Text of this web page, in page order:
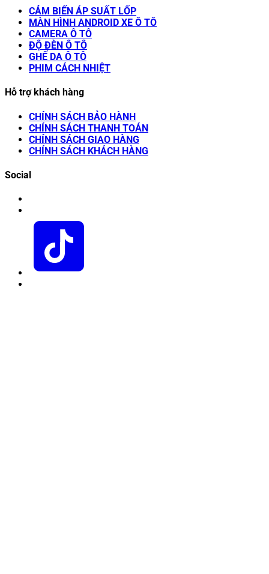
CẢM BIẾN ÁP SUẤT LỐP
MÀN HÌNH ANDROID XE Ô TÔ
CAMERA Ô TÔ
ĐỘ ĐÈN Ô TÔ
GHẾ DA Ô TÔ
PHIM CÁCH NHIỆT
Hỗ trợ khách hàng
CHÍNH SÁCH BẢO HÀNH
CHÍNH SÁCH THANH TOÁN
CHÍNH SÁCH GIAO HÀNG
CHÍNH SÁCH KHÁCH HÀNG
Social